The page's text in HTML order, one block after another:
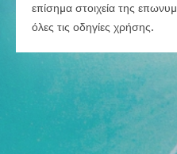
επίσημα στοιχεία της
όλες τις οδηγίες χρήσης.